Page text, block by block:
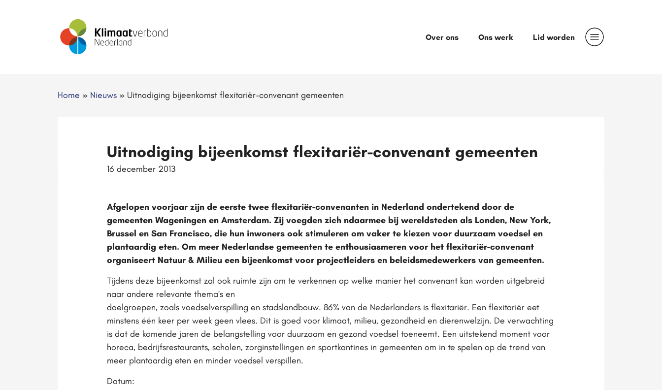
Over ons Ons werk Lid worden
Home » Nieuws » Uitnodiging bijeenkomst flexitariër-convenant gemeenten
Uitnodiging bijeenkomst flexitariër-convenant gemeenten
16 december 2013
Afgelopen voorjaar zijn de eerste twee flexitariër-convenanten in Nederland ondertekend door de
gemeenten Wageningen en Amsterdam. Zij voegden zich ndaarmee bij wereldsteden als Londen, New York,
Brussel en San Francisco, die hun inwoners ook stimuleren om vaker te kiezen voor duurzaam voedsel en
plantaardig eten. Om meer Nederlandse gemeenten te enthousiasmeren voor het flexitariër-convenant
organiseert Natuur & Milieu een bijeenkomst voor projectleiders en beleidsmedewerkers van gemeenten.
Tijdens deze bijeenkomst zal ook ruimte zijn om te verkennen op welke manier het convenant kan worden uitgebreid
naar andere relevante thema's en
doelgroepen, zoals voedselverspilling en stadslandbouw. 86% van de Nederlanders is flexitariër. Een flexitariër eet
minstens één keer per week geen vlees. Dit is goed voor klimaat, milieu, gezondheid en dierenwelzijn. De verwachting
is dat de komende jaren de belangstelling voor duurzaam en gezond voedsel toeneemt. Een uitstekend moment voor
horeca, bedrijfsrestaurants, scholen, zorginstellingen en sportkantines in gemeenten om in te spelen op de trend van
meer plantaardig eten en minder voedsel verspillen.
Datum: